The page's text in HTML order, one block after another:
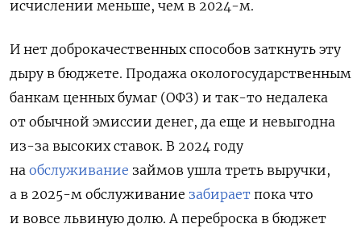
исчислении меньше, чем в 2024-м.
И нет доброкачественных способов заткнуть эту
дыру в бюджете. Продажа окологосударственным
банкам ценных бумаг (ОФЗ) и так-то недалека
от обычной эмиссии денег, да еще и невыгодна
из-за высоких ставок. В 2024 году
на обслуживание займов ушла треть выручки,
а в 2025-м обслуживание забирает пока что
и вовсе львиную долю. А переброска в бюджет